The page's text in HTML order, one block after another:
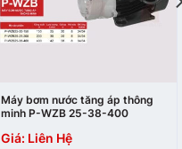
Máy bơm nước tăng áp thông
minh P-WZB 25-38-400
Giá: Liên Hệ